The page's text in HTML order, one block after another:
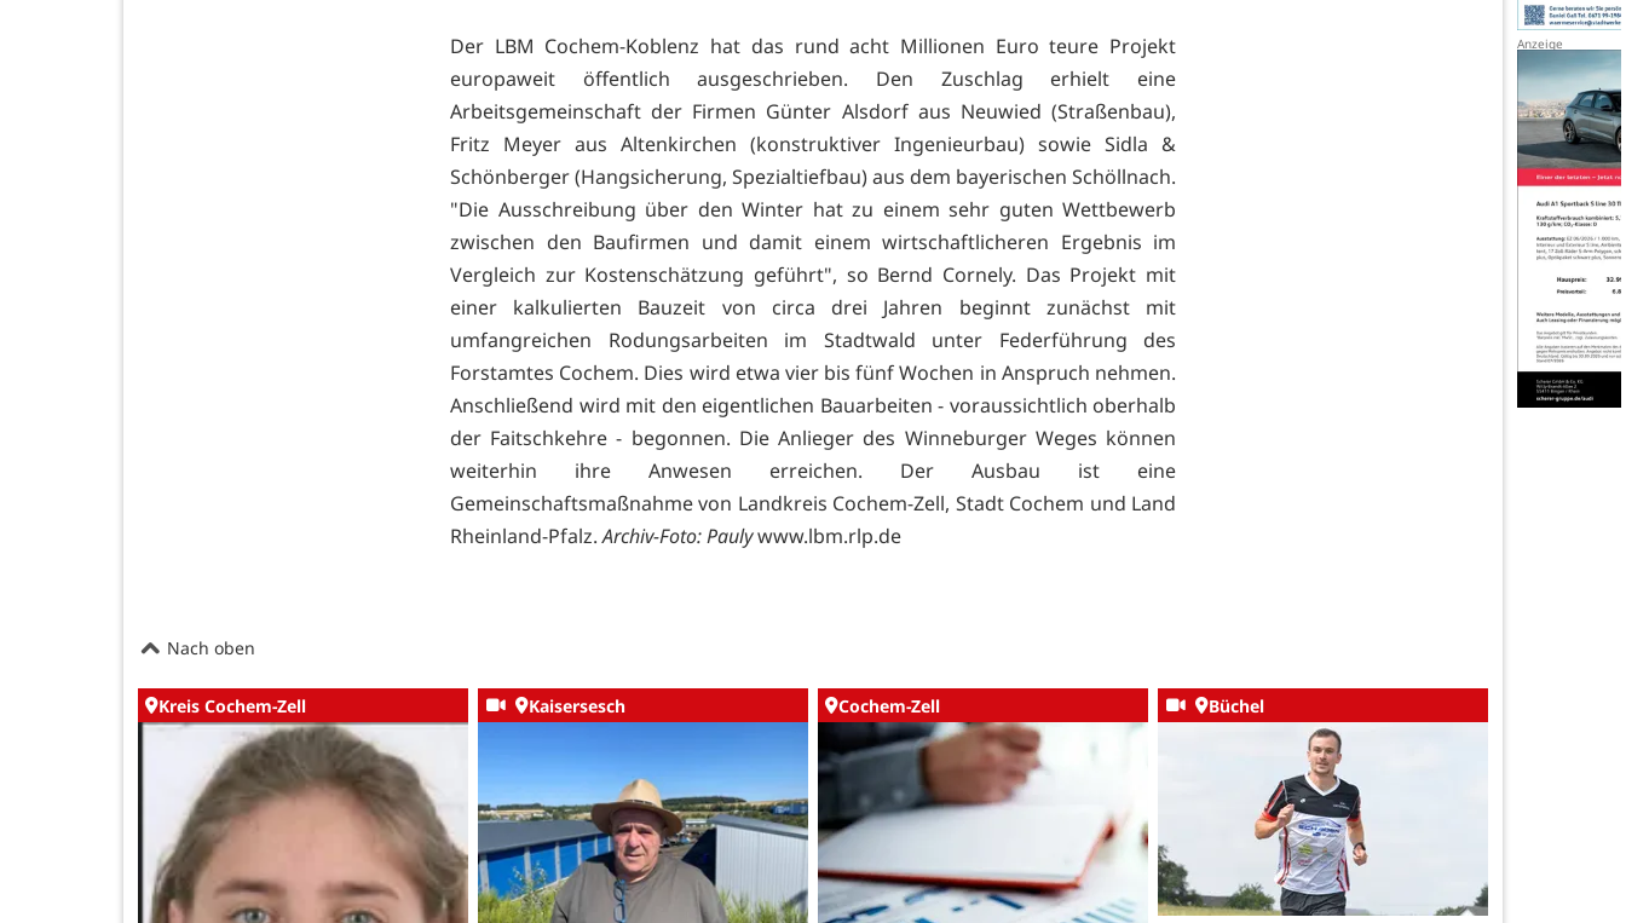
Der LBM Cochem-Koblenz hat das rund acht Millionen Euro teure Projekt
europaweit öffentlich ausgeschrieben. Den Zuschlag erhielt eine
Arbeitsgemeinschaft der Firmen Günter Alsdorf aus Neuwied (Straßenbau),
Fritz Meyer aus Altenkirchen (konstruktiver Ingenieurbau) sowie Sidla &
Schönberger (Hangsicherung, Spezialtiefbau) aus dem bayerischen Schöllnach.
"Die Ausschreibung über den Winter hat zu einem sehr guten Wettbewerb
zwischen den Baufirmen und damit einem wirtschaftlicheren Ergebnis im
Vergleich zur Kostenschätzung geführt", so Bernd Cornely. Das Projekt mit
einer kalkulierten Bauzeit von circa drei Jahren beginnt zunächst mit
umfangreichen Rodungsarbeiten im Stadtwald unter Federführung des
Forstamtes Cochem. Dies wird etwa vier bis fünf Wochen in Anspruch nehmen.
Anschließend wird mit den eigentlichen Bauarbeiten - voraussichtlich oberhalb
der Faitschkehre - begonnen. Die Anlieger des Winneburger Weges können
weiterhin ihre Anwesen erreichen. Der Ausbau ist eine
Gemeinschaftsmaßnahme von Landkreis Cochem-Zell, Stadt Cochem und Land
Rheinland-Pfalz.Archiv-Foto: Paulywww.lbm.rlp.de
Nach oben
Kreis Cochem-Zell Kaisersesch Cochem-Zell Büchel